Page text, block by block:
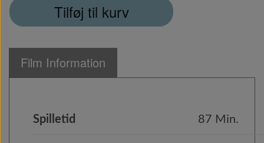
Tilføj til kurv
Film Information
Spilletid 87 Min.